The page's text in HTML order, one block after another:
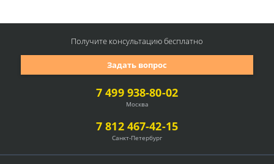
7 499 938-80-02
Москва
7 812 467-42-15
Санкт-Петербург
Задать вопрос
Получите консультациюбесплатно